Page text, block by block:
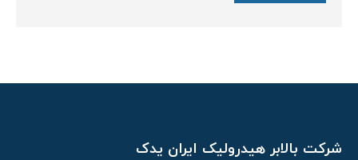
شرکت بالابر هیدرولیک ایران یدک